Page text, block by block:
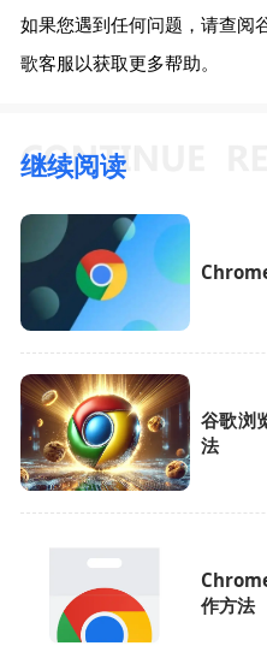
如果您遇到任何问题，请查阅
歌客服以获取更多帮助。
继续阅读
谷歌浏
法
作方法